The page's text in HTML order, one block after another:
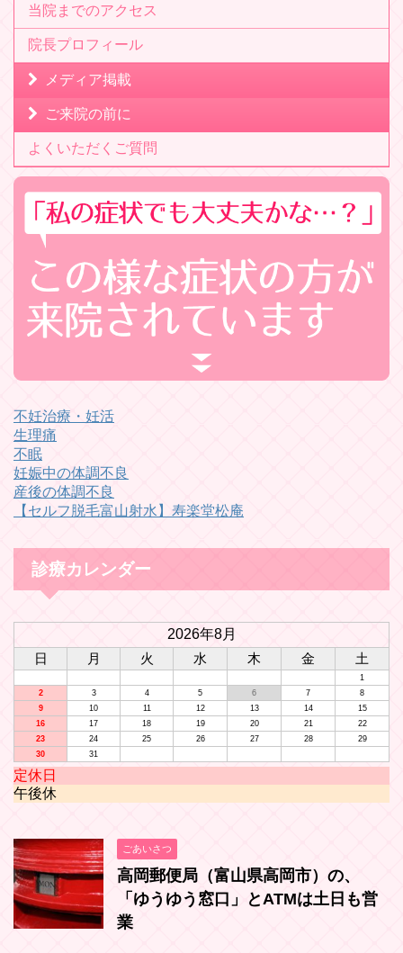
当院までのアクセス
院長プロフィール
メディア掲載
ご来院の前に
よくいただくご質問
不妊治療・妊活
生理痛
不眠
妊娠中の体調不良
産後の体調不良
【セルフ脱毛富山射水】寿楽堂松庵
診療カレンダー
2026年8月
日
月 火 水 木 金 土
1
2
3 4 5 6 7
8
9
10 11 12 13 14
15
16
17 18 19 20 21
22
23
24 25 26 27 28
29
30
31
定休日
午後休
ごあいさつ
高岡郵便局（富山県高岡市）の、
「ゆうゆう窓口」とATMは土日も営
業